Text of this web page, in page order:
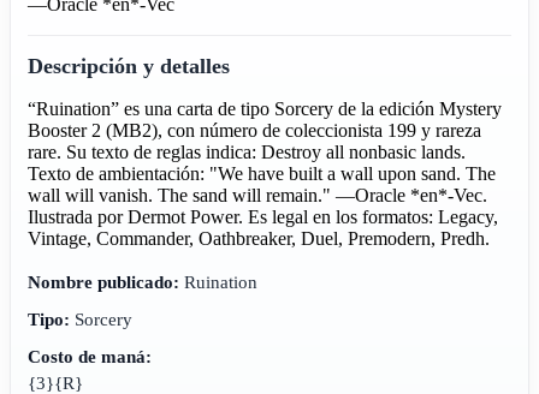
—Oracle *en*-Vec
Descripción y detalles
“Ruination” es una carta de tipo Sorcery de la edición Mystery
Booster 2 (MB2), con número de coleccionista 199 y rareza
rare. Su texto de reglas indica: Destroy all nonbasic lands.
Texto de ambientación: "We have built a wall upon sand. The
wall will vanish. The sand will remain." —Oracle *en*-Vec.
Ilustrada por Dermot Power. Es legal en los formatos: Legacy,
Vintage, Commander, Oathbreaker, Duel, Premodern, Predh.
Nombre publicado: Ruination
Tipo: Sorcery
Costo de maná:
{3}{R}